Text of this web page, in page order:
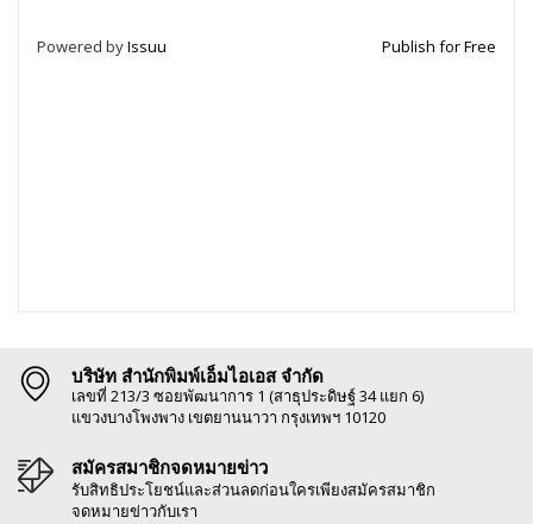
Powered byIssuu Publish for Free
บริษัท สำนักพิมพ์เอ็มไอเอส จำกัด
เลขที่ 213/3 ซอยพัฒนาการ 1 (สาธุประดิษฐ์ 34 แยก 6)
แขวงบางโพงพาง เขตยานนาวา กรุงเทพฯ 10120
สมัครสมาชิกจดหมายข่าว
รับสิทธิประโยชน์และส่วนลดก่อนใครเพียงสมัครสมาชิก
จดหมายข่าวกับเรา